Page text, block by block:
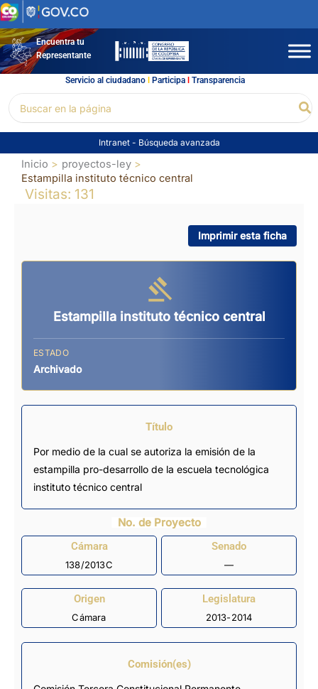
Ir
al
contenidoEncuentra tu
Representante
Servicio al ciudadano l Participal Transparencia
por:
Intranet - Búsqueda avanzada
Inicio
proyectos-ley
Estampilla instituto técnico central
Visitas: 131
Imprimir esta ficha
Estampilla instituto técnico central
ESTADO
Archivado
Título
Por medio de la cual se autoriza la emisión de la
estampilla pro-desarrollo de la escuela tecnológica
instituto técnico central
No. de Proyecto
Cámara
138/2013C
Senado
—
Origen
Cámara
Legislatura
2013-2014
Comisión(es)